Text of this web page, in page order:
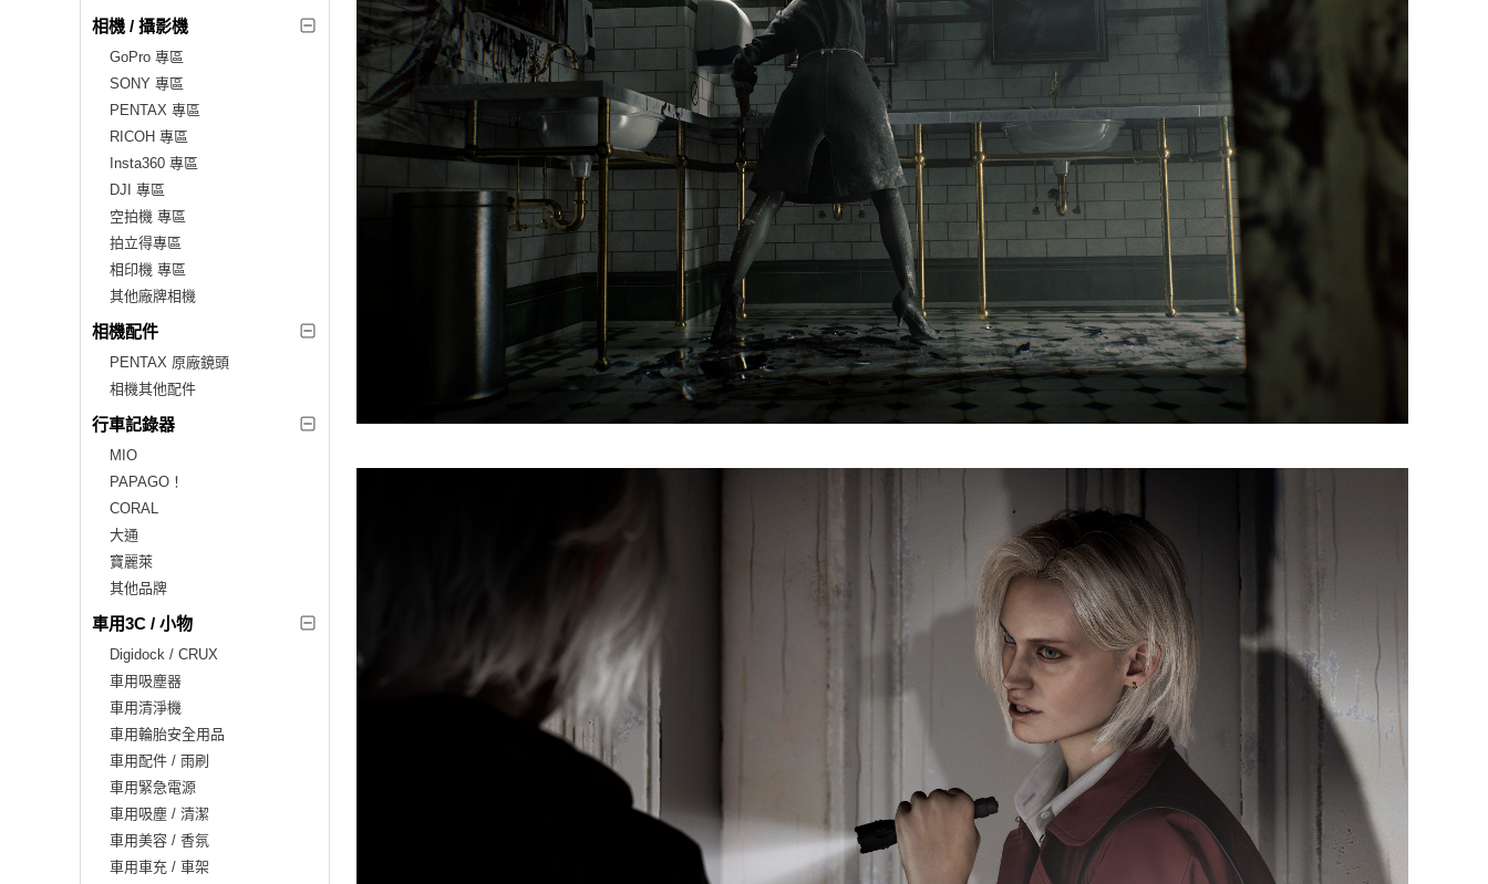
相機 / 攝影機
GoPro 專區
SONY 專區
PENTAX 專區
RICOH 專區
Insta360 專區
DJI 專區
空拍機 專區
拍立得專區
相印機 專區
其他廠牌相機
相機配件
PENTAX 原廠鏡頭
相機其他配件
行車記錄器
MIO
PAPAGO！
CORAL
大通
寶麗萊
其他品牌
車用3C / 小物
Digidock / CRUX
車用吸塵器
車用清淨機
車用輪胎安全用品
車用配件 / 雨刷
車用緊急電源
車用吸塵 / 清潔
車用美容 / 香氛
車用車充 / 車架